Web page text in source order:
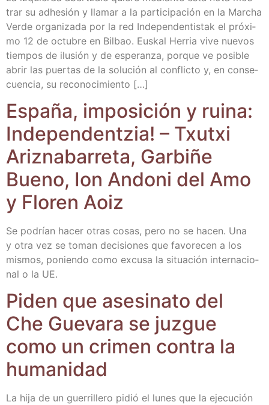
trar su adhe­sión y lla­mar a la par­ti­ci­pa­ción en la Mar­cha
Ver­de orga­ni­za­da por la red Inde­pen­den­tis­tak el pró­xi­
mo 12 de octu­bre en Bil­bao. Eus­kal Herria vive nue­vos
tiem­pos de ilu­sión y de espe­ran­za, por­que ve posi­ble
abrir las puer­tas de la solu­ción al con­flic­to y, en con­se­
cuen­cia, su reconocimiento […]
Espa­ña, impo­si­ción y rui­na:
Inde­pen­den­tzia! – Txutxi
Ariz­na­ba­rre­ta, Gar­bi­ñe
Bueno, Ion Ando­ni del Amo
y Flo­ren Aoiz
Se podrían hacer otras cosas, pero no se hacen. Una
y otra vez se toman deci­sio­nes que favo­re­cen a los
mis­mos, ponien­do como excu­sa la situa­ción inter­na­cio­
nal o la UE.
Piden que ase­si­na­to del
Che Gue­va­ra se juz­gue
como un cri­men con­tra la
humanidad
La hija de un gue­rri­lle­ro pidió el lunes que la eje­cu­ción